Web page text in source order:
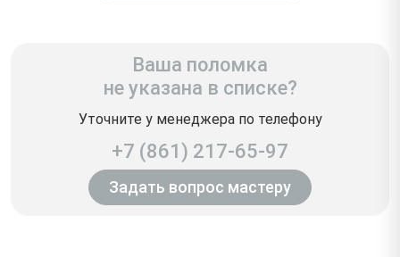
Ваша поломка
не указана в списке?
Уточните у менеджера по телефону
+7 (861) 217-65-97
Задать вопрос мастеру